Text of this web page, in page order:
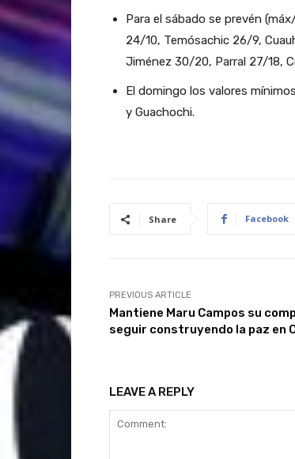
Para el sábado se prevén
24/10, Temósachic 26/9,
Jiménez 30/20, Parral 27/18,
El domingo los valores
y Guachochi.
Share Facebook
PREVIOUS ARTICLE
Mantiene Maru Campos su
seguir construyendo la paz en
LEAVE A REPLY